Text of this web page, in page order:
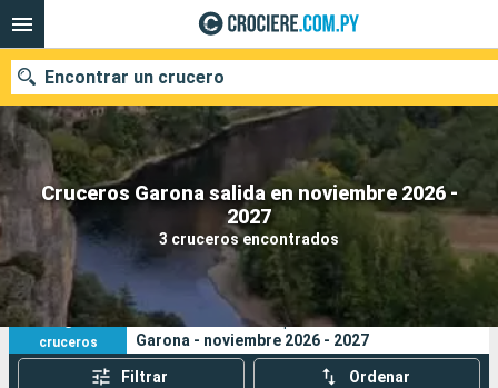
Cruceros Garona salida en noviembre 2026 -
2027
3 cruceros encontrados
Encontrar un crucero
Nuestros destinos
Fecha de salida
Puertos Compañías
Buscar
3
cruceros
Sus criterios de búsqueda:
Garona - noviembre 2026 - 2027
Filtrar Ordenar